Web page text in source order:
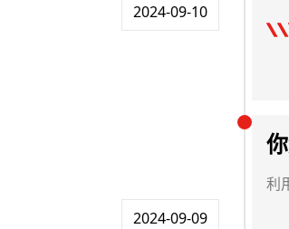
2024-09-10
2024-09-09
利